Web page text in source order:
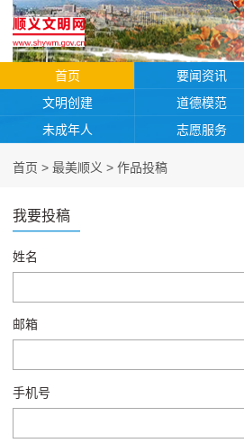
首页 要闻资讯
文明创建
道德模范
未成年人
志愿服务
首页 > 最美顺义 > 作品投稿
我要投稿
姓名
邮箱
手机号